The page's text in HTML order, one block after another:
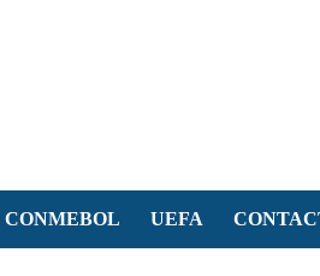
CONMEBOL UEFA